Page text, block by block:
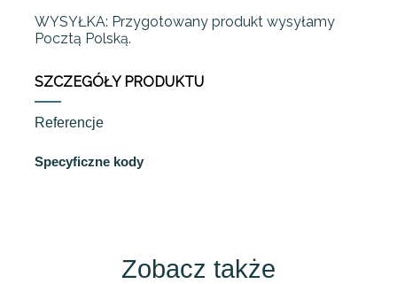
WYSYŁKA: Przygotowany produkt wysyłamy
Pocztą Polską.
SZCZEGÓŁY PRODUKTU
Referencje
Specyficzne kody
Zobacz także